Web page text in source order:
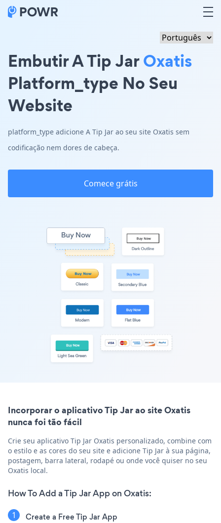
Embutir A Tip JarOxatis
Platform_type No Seu
Website
platform_type adicione A Tip Jar ao seu site Oxatis sem
codificação nem dores de cabeça.
Comece grátis
Incorporar o aplicativo Tip Jar ao site Oxatis
nunca foi tão fácil
Crie seu aplicativo Tip Jar Oxatis personalizado, combine com
o estilo e as cores do seu site e adicione Tip Jar à sua página,
postagem, barra lateral, rodapé ou onde você quiser no seu
Oxatis local.
How To Add a Tip Jar App on Oxatis:
Create a Free Tip Jar App